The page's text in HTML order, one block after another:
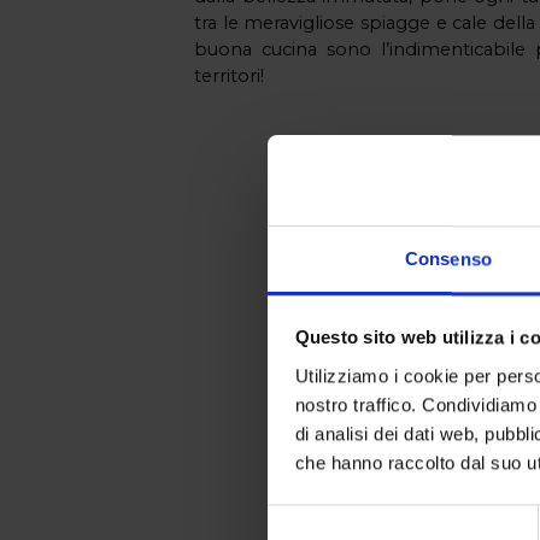
Consenso
Questo sito web utilizza i
Utilizziamo i cookie per
nostro traffico.
di analisi dei dati web,
che hanno raccolto dal suo
tra le meravigliose spiagge e cale
buona cucina sono
territori!